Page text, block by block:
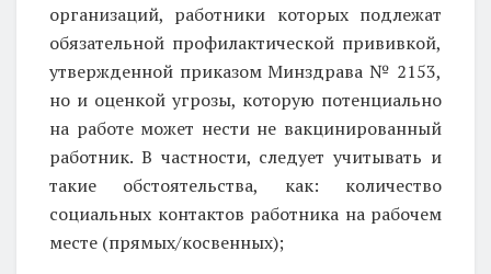
организаций, работники которых подлежат
обязательной профилактической прививкой,
утвержденной приказом Минздрава № 2153,
но и оценкой угрозы, которую потенциально
на работе может нести не вакцинированный
работник. В частности, следует учитывать и
такие обстоятельства, как: количество
социальных контактов работника на рабочем
месте (прямых/косвенных);